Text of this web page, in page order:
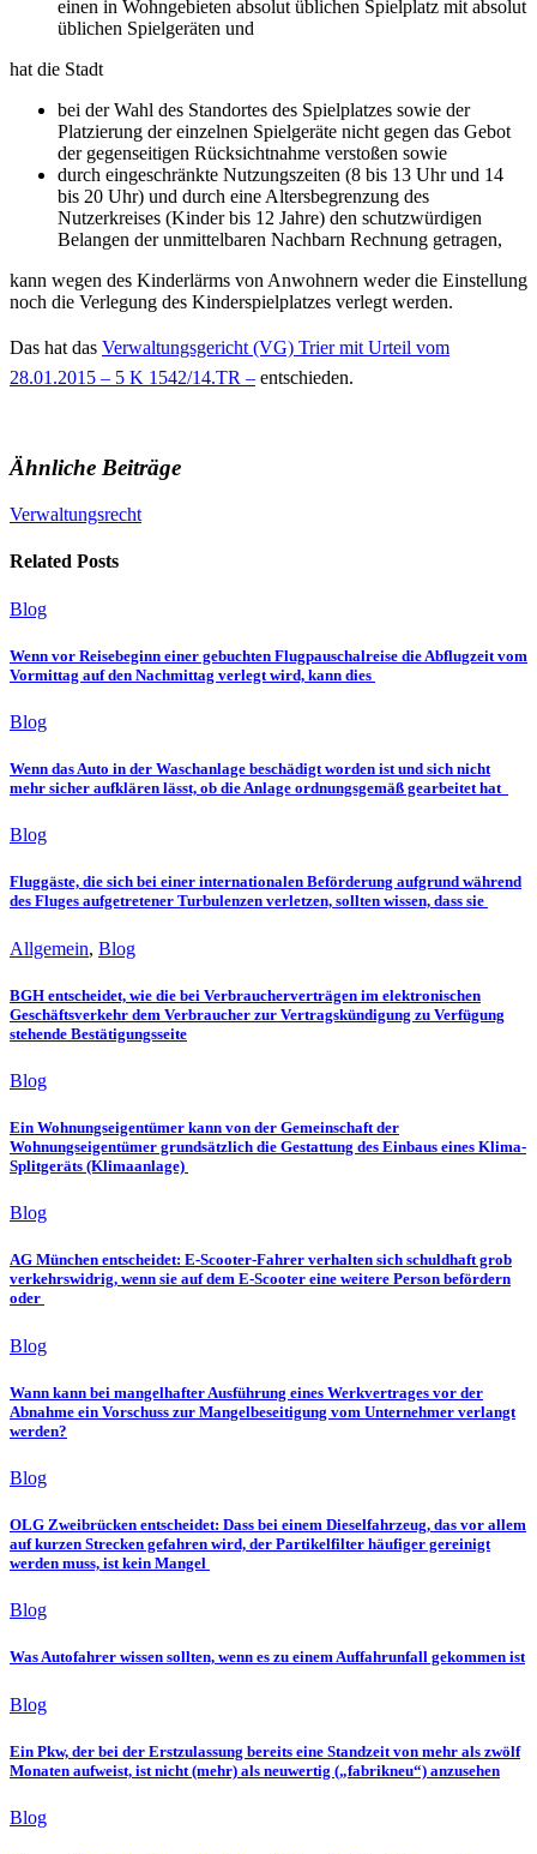
einen in Wohngebieten absolut üblichen Spielplatz mit absolut
üblichen Spielgeräten und
hat die Stadt
bei der Wahl des Standortes des Spielplatzes sowie der
Platzierung der einzelnen Spielgeräte nicht gegen das Gebot
der gegenseitigen Rücksichtnahme verstoßen sowie
durch eingeschränkte Nutzungszeiten (8 bis 13 Uhr und 14
bis 20 Uhr) und durch eine Altersbegrenzung des
Nutzerkreises (Kinder bis 12 Jahre) den schutzwürdigen
Belangen der unmittelbaren Nachbarn Rechnung getragen,
kann wegen des Kinderlärms von Anwohnern weder die Einstellung
noch die Verlegung des Kinderspielplatzes verlegt werden.
Das hat das Verwaltungsgericht (VG) Trier mit Urteil vom
28.01.2015 – 5 K 1542/14.TR – entschieden.
Ähnliche Beiträge
Verwaltungsrecht
Related Posts
Blog
Wenn vor Reisebeginn einer gebuchten Flugpauschalreise die Abflugzeit vom
Vormittag auf den Nachmittag verlegt wird, kann dies
Blog
Wenn das Auto in der Waschanlage beschädigt worden ist und sich nicht
mehr sicher aufklären lässt, ob die Anlage ordnungsgemäß gearbeitet hat
Blog
Fluggäste, die sich bei einer internationalen Beförderung aufgrund während
des Fluges aufgetretener Turbulenzen verletzen, sollten wissen, dass sie
Allgemein, Blog
BGH entscheidet, wie die bei Verbraucherverträgen im elektronischen
Geschäftsverkehr dem Verbraucher zur Vertragskündigung zu Verfügung
stehende Bestätigungsseite
Blog
Ein Wohnungseigentümer kann von der Gemeinschaft der
Wohnungseigentümer grundsätzlich die Gestattung des Einbaus eines Klima-
Splitgeräts (Klimaanlage)
Blog
AG München entscheidet: E-Scooter-Fahrer verhalten sich schuldhaft grob
verkehrswidrig, wenn sie auf dem E-Scooter eine weitere Person befördern
oder
Blog
Wann kann bei mangelhafter Ausführung eines Werkvertrages vor der
Abnahme ein Vorschuss zur Mangelbeseitigung vom Unternehmer verlangt
werden?
Blog
OLG Zweibrücken entscheidet: Dass bei einem Dieselfahrzeug, das vor allem
auf kurzen Strecken gefahren wird, der Partikelfilter häufiger gereinigt
werden muss, ist kein Mangel
Blog
Was Autofahrer wissen sollten, wenn es zu einem Auffahrunfall gekommen ist
Blog
Ein Pkw, der bei der Erstzulassung bereits eine Standzeit von mehr als zwölf
Monaten aufweist, ist nicht (mehr) als neuwertig („fabrikneu“) anzusehen
Blog